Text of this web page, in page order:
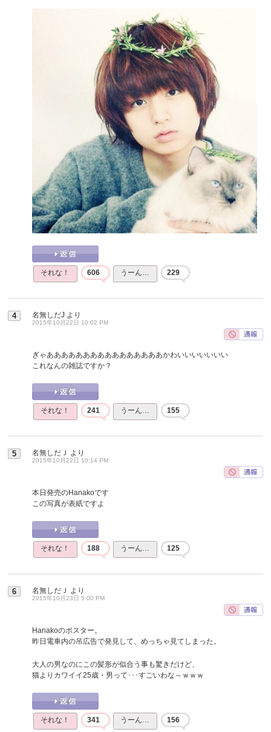
それな！ 606 うーん… 229
4 名無しだJ より
2015年10月22日 10:02 PM
ぎゃああああああああああああああああかわいいいいいいい
これなんの雑誌ですか？
それな！ 241 うーん… 155
5 名無しだＪ より
2015年10月22日 10:14 PM
本日発売のHanakoです
この写真が表紙ですよ
それな！ 188 うーん… 125
6 名無しだＪ より
2015年10月23日 5:00 PM
Hanakoのポスター。
昨日電車内の吊広告で発見して、めっちゃ見てしまった。
大人の男なのにこの髪形が似合う事も驚きだけど、
猫よりカワイイ25歳・男って･･･すごいわな～ｗｗｗ
それな！ 341 うーん… 156